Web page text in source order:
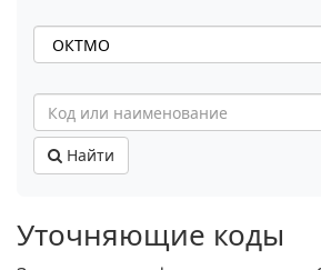
Найти
Уточняющие коды